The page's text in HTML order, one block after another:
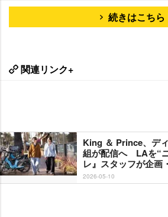
続きはこちら
関連リンク+
King ＆ Prince、デ
組が配信へ LAを“
レ』スタッフが企画
2026-05-10